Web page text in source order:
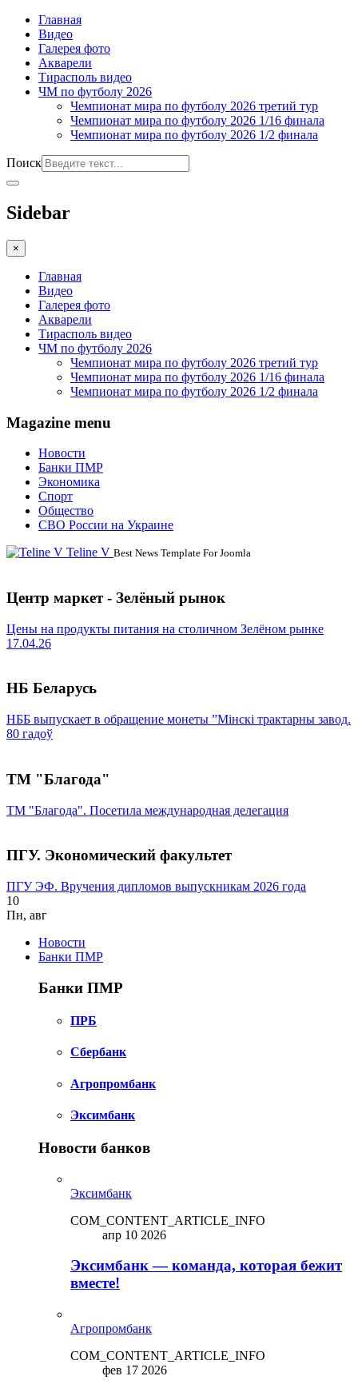
Главная
Видео
Галерея фото
Акварели
Тирасполь видео
ЧМ по футболу 2026
Чемпионат мира по футболу 2026 третий тур
Чемпионат мира по футболу 2026 1/16 финала
Чемпионат мира по футболу 2026 1/2 финала
Поиск
Sidebar
×
Главная
Видео
Галерея фото
Акварели
Тирасполь видео
ЧМ по футболу 2026
Чемпионат мира по футболу 2026 третий тур
Чемпионат мира по футболу 2026 1/16 финала
Чемпионат мира по футболу 2026 1/2 финала
Magazine menu
Новости
Банки ПМР
Экономика
Спорт
Общество
СВО России на Украине
Teline V Best News Template For Joomla
Центр маркет - Зелёный рынок
Цены на продукты питания на столичном Зелёном рынке
17.04.26
НБ Беларусь
НББ выпускает в обращение монеты ”Мінскі трактарны завод.
80 гадоў
ТМ "Благода"
ТМ "Благода". Посетила международная делегация
ПГУ. Экономический факультет
ПГУ ЭФ. Вручения дипломов выпускникам 2026 года
10
Пн, авг
Новости
Банки ПМР
Банки ПМР
ПРБ
Сбербанк
Агропромбанк
Эксимбанк
Новости банков
Эксимбанк
COM_CONTENT_ARTICLE_INFO
апр 10 2026
Эксимбанк — команда, которая бежит
вместе!
Агропромбанк
COM_CONTENT_ARTICLE_INFO
фев 17 2026